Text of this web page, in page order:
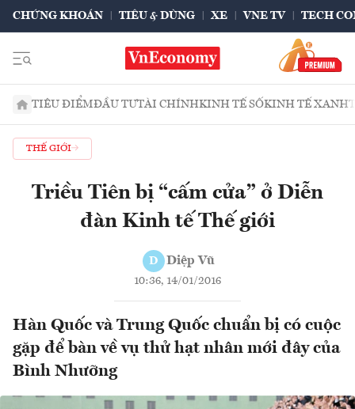
CHỨNG KHOÁN TIÊU & DÙNG XE VNE TV TECH
TIÊU ĐIỂMĐẦU TƯTÀI CHÍNHKINH TẾ SỐKINH TẾ XANH
THẾ GIỚI
Triều Tiên bị “cấm cửa” ở Diễn
đàn Kinh tế Thế giới
D Diệp Vũ
10:36, 14/01/2016
Hàn Quốc và Trung Quốc chuẩn bị có cuộc
gặp để bàn về vụ thử hạt nhân mới đây của
Bình Nhưỡng